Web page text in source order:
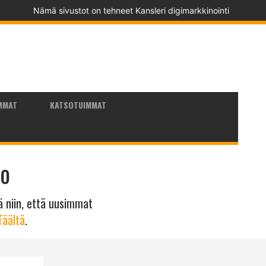
Nämä sivustot on tehneet Kansleri digimarkkinointi
KATSOTUIMMAT
niin, että uusimmat
.